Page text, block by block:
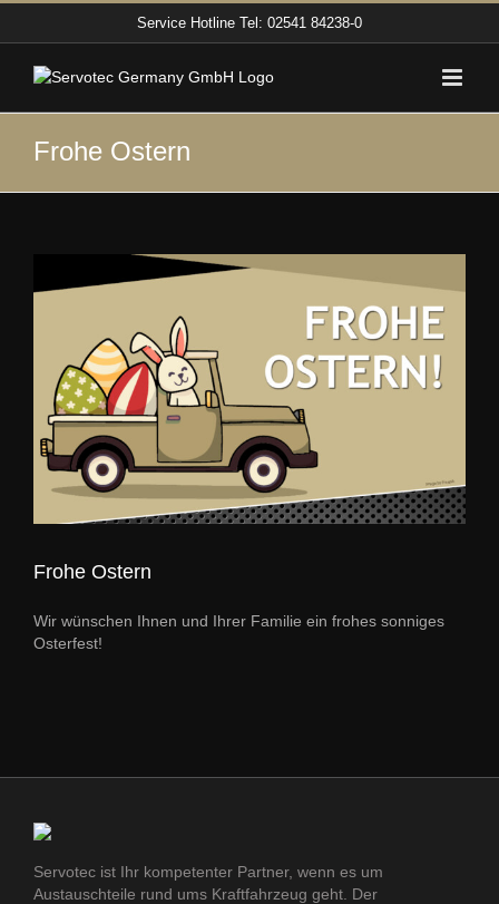
Service Hotline Tel: 02541 84238-0
Frohe Ostern
grösseres
Frohe Ostern
Wir wünschen Ihnen und Ihrer Familie ein frohes sonniges
Osterfest!
Servotec ist Ihr kompetenter Partner, wenn es um
Austauschteile rund ums Kraftfahrzeug geht. Der